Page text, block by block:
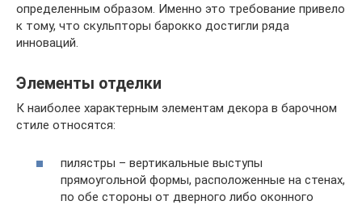
определенным образом. Именно это требование привело
к тому, что скульпторы барокко достигли ряда
инноваций.
Элементы отделки
К наиболее характерным элементам декора в барочном
стиле относятся:
пилястры – вертикальные выступы
прямоугольной формы, расположенные на стенах,
по обе стороны от дверного либо оконного